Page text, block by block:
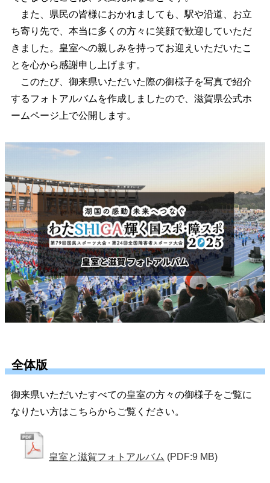
また、県民の皆様におかれましても、駅や沿道、お立
ち寄り先で、本当に多くの方々に笑顔で歓迎していただ
きました。皇室への親しみを持ってお迎えいただいたこ
とを心から感謝申し上げます。
このたび、御来県いただいた際の御様子を写真で紹介
するフォトアルバムを作成しましたので、滋賀県公式ホ
ームページ上で公開します。
全体版
御来県いただいたすべての皇室の方々の御様子をご覧に
なりたい方はこちらからご覧ください。
皇室と滋賀フォトアルバム (PDF:9 MB)